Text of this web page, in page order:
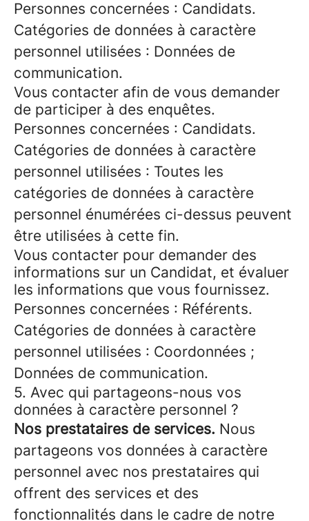
Personnes concernées : Candidats.
Catégories de données à caractère
personnel utilisées : Données de
communication.
Vous contacter afin de vous demander
de participer à des enquêtes.
Personnes concernées : Candidats.
Catégories de données à caractère
personnel utilisées : Toutes les
catégories de données à caractère
personnel énumérées ci-dessus peuvent
être utilisées à cette fin.
Vous contacter pour demander des
informations sur un Candidat, et évaluer
les informations que vous fournissez.
Personnes concernées : Référents.
Catégories de données à caractère
personnel utilisées : Coordonnées ;
Données de communication.
5. Avec qui partageons-nous vos
données à caractère personnel ?
Nos prestataires de services. Nous
partageons vos données à caractère
personnel avec nos prestataires qui
offrent des services et des
fonctionnalités dans le cadre de notre